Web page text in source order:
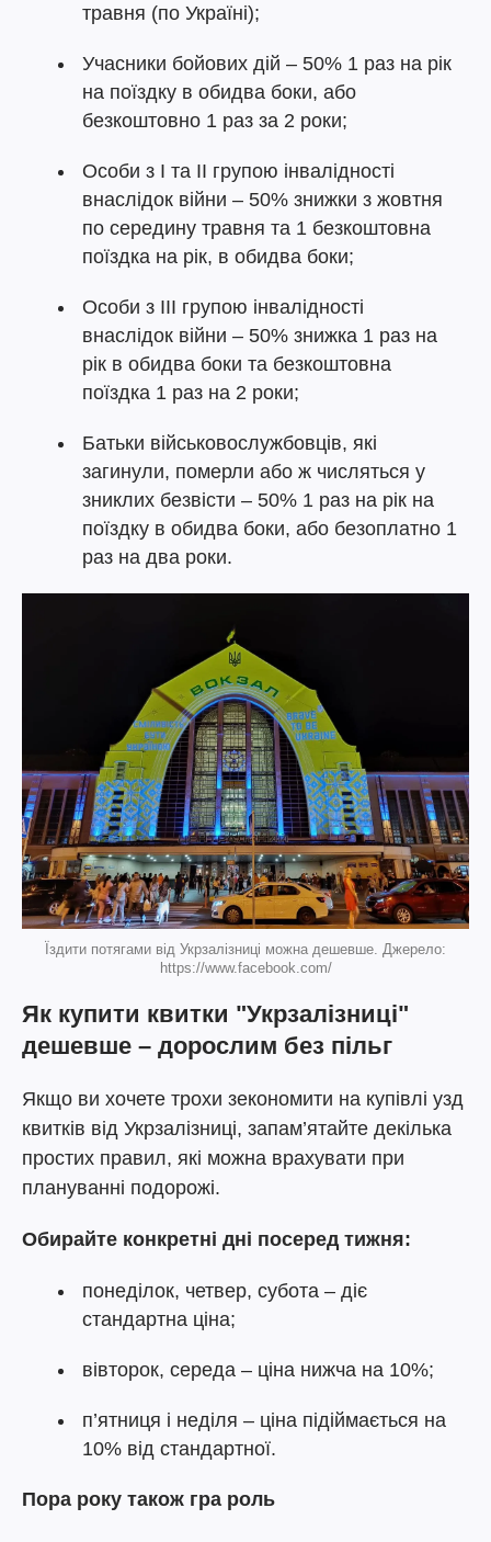
травня (по Україні);
Учасники бойових дій – 50% 1 раз на рік
на поїздку в обидва боки, або
безкоштовно 1 раз за 2 роки;
Особи з I та II групою інвалідності
внаслідок війни – 50% знижки з жовтня
по середину травня та 1 безкоштовна
поїздка на рік, в обидва боки;
Особи з III групою інвалідності
внаслідок війни – 50% знижка 1 раз на
рік в обидва боки та безкоштовна
поїздка 1 раз на 2 роки;
Батьки військовослужбовців, які
загинули, померли або ж числяться у
зниклих безвісти – 50% 1 раз на рік на
поїздку в обидва боки, або безоплатно 1
раз на два роки.
Їздити потягами від Укрзалізниці можна дешевше. Джерело:
https://www.facebook.com/
Як купити квитки "Укрзалізниці"
дешевше – дорослим без пільг
Якщо ви хочете трохи зекономити на купівлі узд
квитків від Укрзалізниці, запам’ятайте декілька
простих правил, які можна врахувати при
плануванні подорожі.
Обирайте конкретні дні посеред тижня:
понеділок, четвер, субота – діє
стандартна ціна;
вівторок, середа – ціна нижча на 10%;
п’ятниця і неділя – ціна підіймається на
10% від стандартної.
Пора року також гра роль